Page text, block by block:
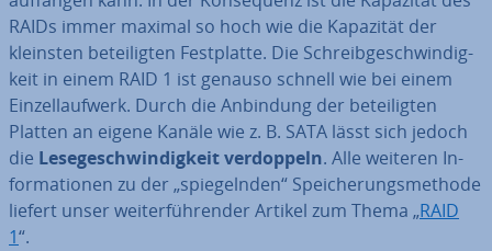
RAIDs immer maximal so hoch wie die Kapazität der
kleinsten be­tei­lig­ten Fest­plat­te. Die Schreib­ge­schwin­dig­
keit in einem RAID 1 ist genauso schnell wie bei einem
Ein­zel­lauf­werk. Durch die Anbindung der be­tei­lig­ten
Platten an eigene Kanäle wie z. B. SATA lässt sich jedoch
die Le­se­ge­schwin­dig­keit ver­dop­peln. Alle weiteren In­
for­ma­tio­nen zu der „spie­geln­den“ Spei­che­rungs­me­tho­de
liefert unser wei­ter­füh­ren­der Artikel zum Thema „RAID
1“.